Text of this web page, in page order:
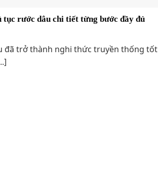
tục rước dâu chi tiết từng bước đầy đủ
đã trở thành nghi thức truyền thống tốt